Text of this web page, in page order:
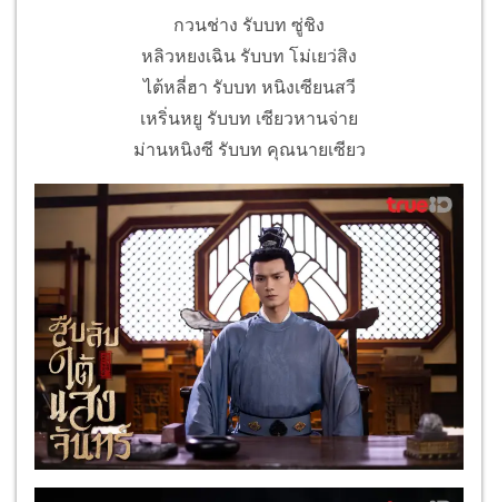
กวนช่าง รับบท ซู่ชิง
หลิวหยงเฉิน รับบท โม่เยว่สิง
ไต้หลี่ฮา รับบท หนิงเซียนสวี
เหริ่นหยู รับบท เซียวหานจ่าย
ม่านหนิงซี รับบท คุณนายเซียว